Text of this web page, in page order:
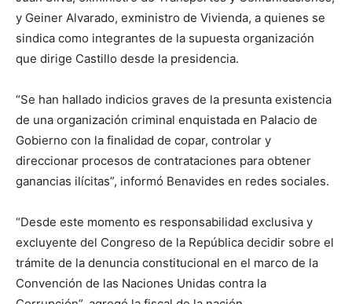
y Geiner Alvarado, exministro de Vivienda, a quienes se
sindica como integrantes de la supuesta organización
que dirige Castillo desde la presidencia.
“Se han hallado indicios graves de la presunta existencia
de una organización criminal enquistada en Palacio de
Gobierno con la finalidad de copar, controlar y
direccionar procesos de contrataciones para obtener
ganancias ilícitas”, informó Benavides en redes sociales.
“Desde este momento es responsabilidad exclusiva y
excluyente del Congreso de la República decidir sobre el
trámite de la denuncia constitucional en el marco de la
Convención de las Naciones Unidas contra la